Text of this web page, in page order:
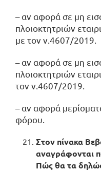
– αν αφορά σε μη
πλοιοκτητριών
με τον ν.4607/2019.
– αν αφορά σε μη
πλοιοκτητριών
τον ν.4607/2019.
– αν αφορά
φόρου.
Στον πίνακα
αναγράφονται
Πώς θα τα